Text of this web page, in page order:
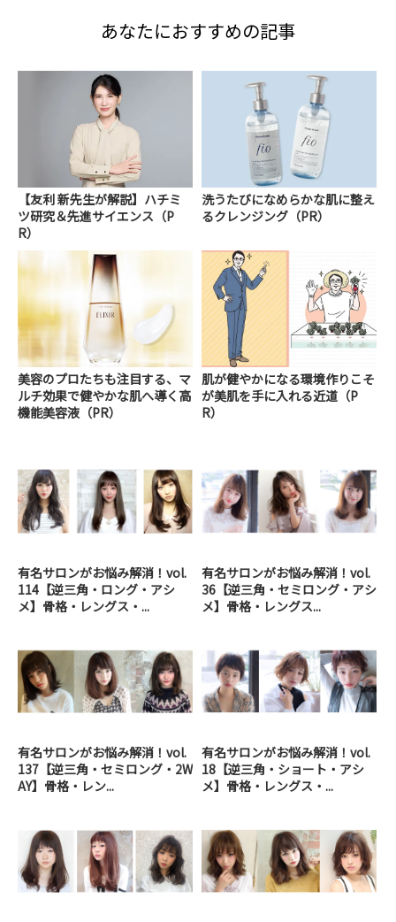
あなたにおすすめの記事
【友利 新先生が解説】ハチミ
ツ研究＆先進サイエンス（P
R）
洗うたびになめらかな肌に整え
るクレンジング（PR）
美容のプロたちも注目する、マ
ルチ効果で健やかな肌へ導く高
機能美容液（PR）
肌が健やかになる環境作りこそ
が美肌を手に入れる近道（P
R）
有名サロンがお悩み解消！vol.
114【逆三角・ロング・アシ
メ】骨格・レングス・...
有名サロンがお悩み解消！vol.
36【逆三角・セミロング・アシ
メ】骨格・レングス...
有名サロンがお悩み解消！vol.
137【逆三角・セミロング・2W
AY】骨格・レン...
有名サロンがお悩み解消！vol.
18【逆三角・ショート・アシ
メ】骨格・レングス・...